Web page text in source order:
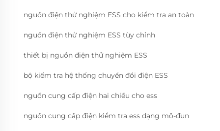
nguồn điện thử nghiệm ESS cho kiểm tra an toàn
nguồn điện thử nghiệm ESS tùy chỉnh
thiết bị nguồn điện thử nghiệm ESS
bộ kiểm tra hệ thống chuyển đổi điện ESS
nguồn cung cấp điện hai chiều cho ess
nguồn cung cấp điện kiểm tra ess dạng mô-đun